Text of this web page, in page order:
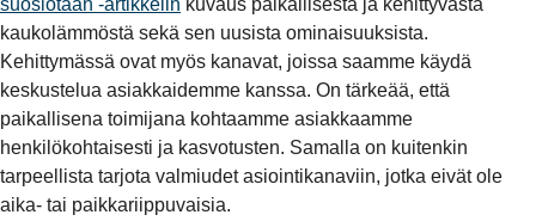
suosiotaan -artikkelin kuvaus paikallisesta ja kehittyvästä
kaukolämmöstä sekä sen uusista ominaisuuksista.
Kehittymässä ovat myös kanavat, joissa saamme käydä
keskustelua asiakkaidemme kanssa. On tärkeää, että
paikallisena toimijana kohtaamme asiakkaamme
henkilökohtaisesti ja kasvotusten. Samalla on kuitenkin
tarpeellista tarjota valmiudet asiointikanaviin, jotka eivät ole
aika- tai paikkariippuvaisia.